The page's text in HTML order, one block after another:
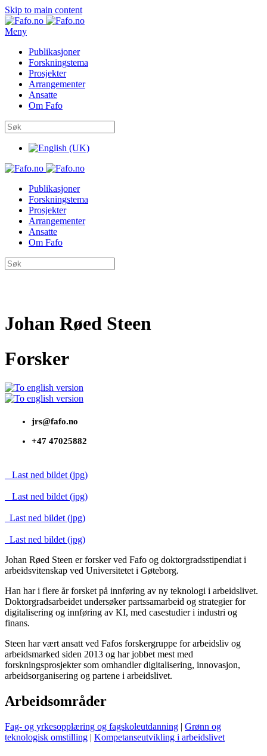
Skip to main content
Meny
Publikasjoner
Forskningstema
Prosjekter
Arrangementer
Ansatte
Om Fafo
Publikasjoner
Forskningstema
Prosjekter
Arrangementer
Ansatte
Om Fafo
Johan Røed Steen
Forsker
jrs@fafo.no
+47 47025882
Last ned bildet (jpg)
Last ned bildet (jpg)
Last ned bildet (jpg)
Last ned bildet (jpg)
Johan Røed Steen er forsker ved Fafo og doktorgradsstipendiat i
arbeidsvitenskap ved Universitetet i Gøteborg.
Han har i flere år forsket på innføring av ny teknologi i arbeidslivet.
Doktorgradsarbeidet undersøker partssamarbeid og strategier for
digitalisering og innføring av KI, med casestudier i industri og
finans.
Steen har vært ansatt ved Fafos forskergruppe for arbeidsliv og
arbeidsmarked siden 2013 og har jobbet mest med
forskningsprosjekter som omhandler digitalisering, innovasjon,
arbeidsorganisering og partene i arbeidslivet.
Arbeidsområder
Fag- og yrkesopplæring og fagskoleutdanning | Grønn og
teknologisk omstilling | Kompetanseutvikling i arbeidslivet